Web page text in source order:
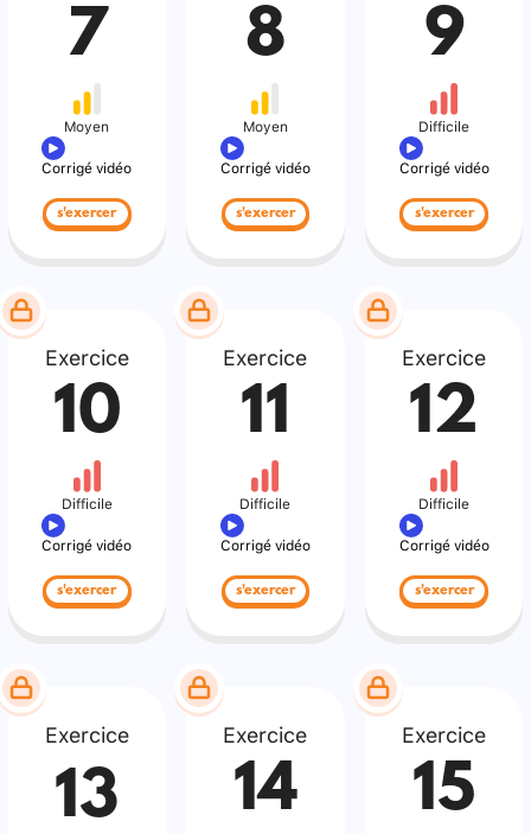
7
Moyen
Corrigé vidéo
s'exercer
8
Moyen
Corrigé vidéo
s'exercer
9
Difficile
Corrigé vidéo
s'exercer
Exercice
10
Difficile
Corrigé vidéo
s'exercer
Exercice
11
Difficile
Corrigé vidéo
s'exercer
Exercice
12
Difficile
Corrigé vidéo
s'exercer
Exercice
13
Exercice
14
Exercice
15